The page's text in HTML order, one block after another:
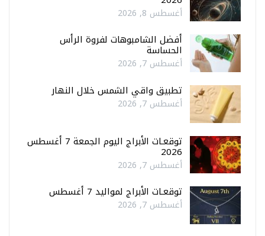
أغسطس 8, 2026
أفضل الشامبوهات لفروة الرأس
الحساسة
أغسطس 7, 2026
تطبيق واقي الشمس خلال النهار
أغسطس 7, 2026
توقعـات الأبراج اليوم الجمعة 7 أغسطس
2026
أغسطس 7, 2026
توقعـات الأبراج لمواليد 7 أغسطس
أغسطس 7, 2026